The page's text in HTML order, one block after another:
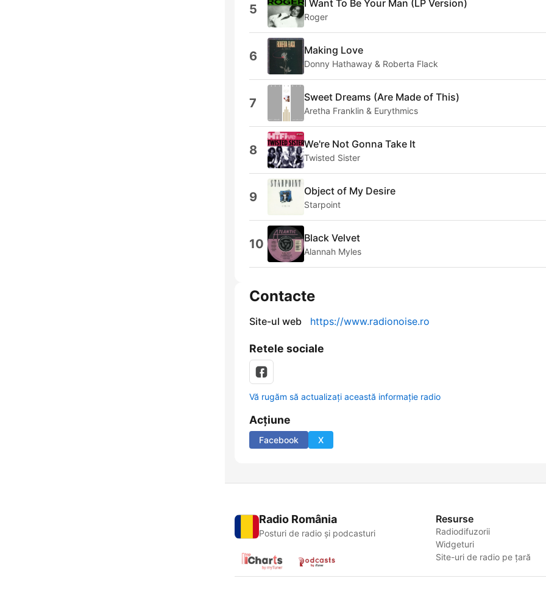
5 I Want To Be Your Man (LP Version)
Roger
6 Making Love
Donny Hathaway & Roberta Flack
7 Sweet Dreams (Are Made of This)
Aretha Franklin & Eurythmics
8 We're Not Gonna Take It
Twisted Sister
9 Object of My Desire
Starpoint
10 Black Velvet
Alannah Myles
Contacte
Site-ul web https://www.radionoise.ro
Retele sociale
Vă rugăm să actualizați această informație radio
Acțiune
Facebook X
Radio România
Posturi de radio și podcasturi
Resurse
Radiodifuzorii
Widgeturi
Site-uri de radio pe țară